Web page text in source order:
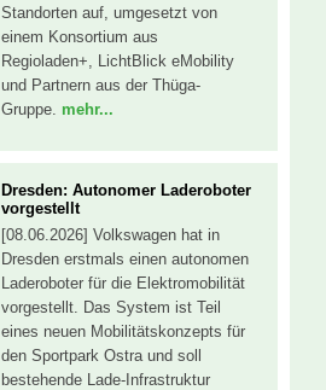
Standorten auf, umgesetzt von
einem Konsortium aus
Regioladen+, LichtBlick eMobility
und Partnern aus der Thüga-
Gruppe. mehr...
Dresden: Autonomer Laderoboter
vorgestellt
[08.06.2026] Volkswagen hat in
Dresden erstmals einen autonomen
Laderoboter für die Elektromobilität
vorgestellt. Das System ist Teil
eines neuen Mobilitätskonzepts für
den Sportpark Ostra und soll
bestehende Lade-Infrastruktur